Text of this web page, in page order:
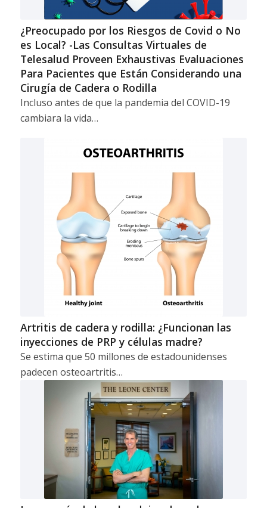
¿Preocupado por los Riesgos de Covid o No
es Local? -Las Consultas Virtuales de
Telesalud Proveen Exhaustivas Evaluaciones
Para Pacientes que Están Considerando una
Cirugía de Cadera o Rodilla
Incluso antes de que la pandemia del COVID-19
cambiara la vida…
Artritis de cadera y rodilla: ¿Funcionan las
inyecciones de PRP y células madre?
Se estima que 50 millones de estadounidenses
padecen osteoartritis…